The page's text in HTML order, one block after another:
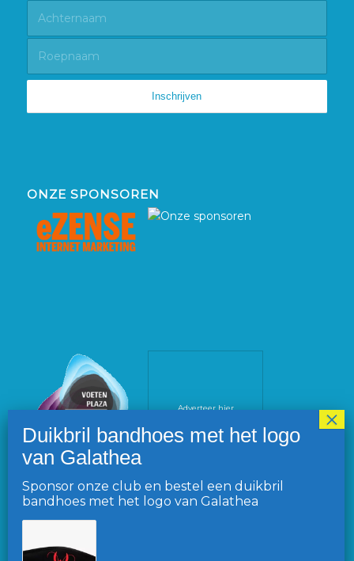
ONZE SPONSOREN
Adverteer hier
VOLG ONS OP FACEBOOK
Sponsor onze club en bestel een duikbril
bandhoes met het logo van Galathea